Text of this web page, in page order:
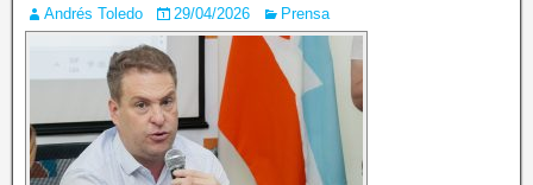
Andrés Toledo 29/04/2026 Prensa